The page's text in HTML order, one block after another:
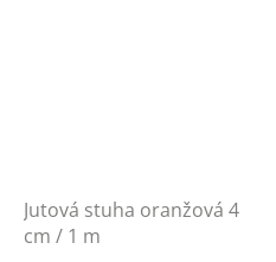
Jutová stuha oranžová 4
cm / 1 m